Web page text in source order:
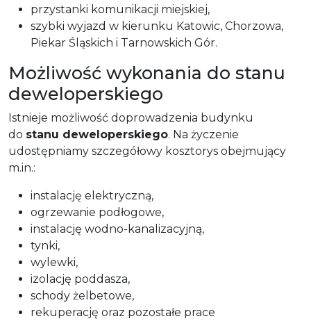
przystanki komunikacji miejskiej,
szybki wyjazd w kierunku Katowic, Chorzowa,
Piekar Śląskich i Tarnowskich Gór.
Możliwość wykonania do stanu
deweloperskiego
Istnieje możliwość doprowadzenia budynku
do stanu deweloperskiego. Na życzenie
udostępniamy szczegółowy kosztorys obejmujący
m.in.:
instalację elektryczną,
ogrzewanie podłogowe,
instalację wodno-kanalizacyjną,
tynki,
wylewki,
izolację poddasza,
schody żelbetowe,
rekuperację oraz pozostałe prace